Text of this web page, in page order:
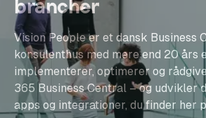
brancher
Vision People er et dansk Business
konsulenthus med mere end 20 års
implementerer, optimerer og
365 Business Central – og udvikler
apps og integrationer, du finder her